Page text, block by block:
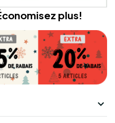
plus!